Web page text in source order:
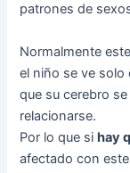
patrones de
Normalmente
el niño se ve solo
que su cerebro
relacionarse.
Por lo que sihay
afectado con